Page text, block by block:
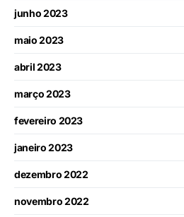
junho 2023
maio 2023
abril 2023
março 2023
fevereiro 2023
janeiro 2023
dezembro 2022
novembro 2022